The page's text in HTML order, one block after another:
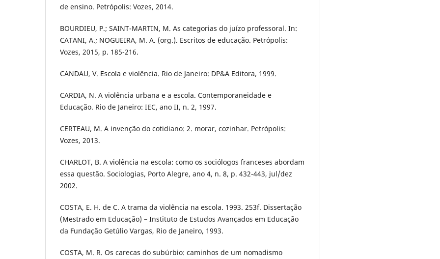
de ensino. Petrópolis: Vozes, 2014.
BOURDIEU, P.; SAINT-MARTIN, M. As categorias do juízo professoral. In:
CATANI, A.; NOGUEIRA, M. A. (org.). Escritos de educação. Petrópolis:
Vozes, 2015, p. 185-216.
CANDAU, V. Escola e violência. Rio de Janeiro: DP&A Editora, 1999.
CARDIA, N. A violência urbana e a escola. Contemporaneidade e
Educação. Rio de Janeiro: IEC, ano II, n. 2, 1997.
CERTEAU, M. A invenção do cotidiano: 2. morar, cozinhar. Petrópolis:
Vozes, 2013.
CHARLOT, B. A violência na escola: como os sociólogos franceses abordam
essa questão. Sociologias, Porto Alegre, ano 4, n. 8, p. 432-443, jul/dez
2002.
COSTA, E. H. de C. A trama da violência na escola. 1993. 253f. Dissertação
(Mestrado em Educação) – Instituto de Estudos Avançados em Educação
da Fundação Getúlio Vargas, Rio de Janeiro, 1993.
COSTA, M. R. Os carecas do subúrbio: caminhos de um nomadismo